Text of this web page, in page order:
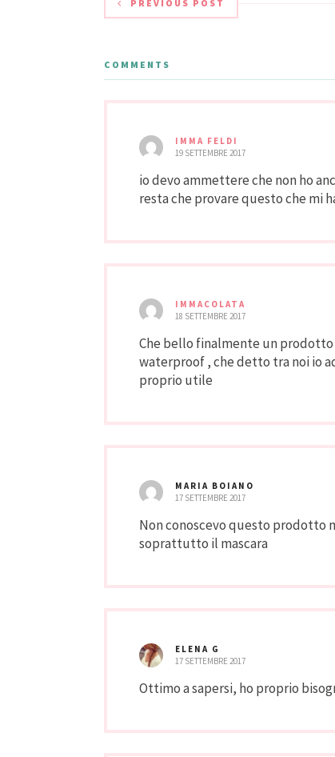
PREVIOUS POST
COMMENTS
IMMA FELDI
19 SETTEMBRE 2017
io devo ammettere che non ho
resta che provare questo che
IMMACOLATA
18 SETTEMBRE 2017
Che bello finalmente un
waterproof , che detto tra noi io
proprio utile
MARIA BOIANO
17 SETTEMBRE 2017
Non conoscevo questo prodotto
soprattutto il mascara
ELENA G
17 SETTEMBRE 2017
Ottimo a sapersi, ho proprio